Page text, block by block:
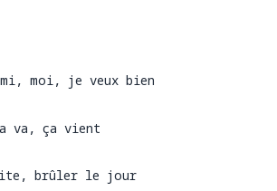
moi, je veux bien
va, ça vient
vite, brûler le jour
brûler le jour